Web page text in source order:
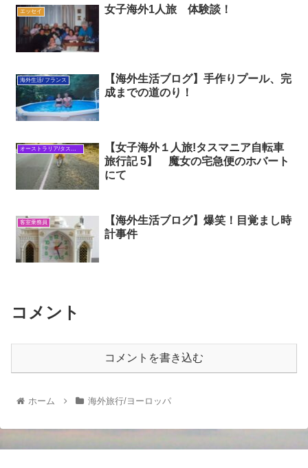
エッセイ 女子海外1人旅 体験談！
海外生活/ フランス
【海外生活ブログ】手作りプール、完
成までの道のり！
オーストラリア/タスマニア自転車旅行
【女子海外１人旅!タスマニア自転車
旅行記 5】 魔女の宅急便のホバート
にて
客室乗務員
【海外生活ブログ】爆笑！目覚まし時
計事件
コメント
コメントを書き込む
ホーム 海外旅行/ヨーロッパ